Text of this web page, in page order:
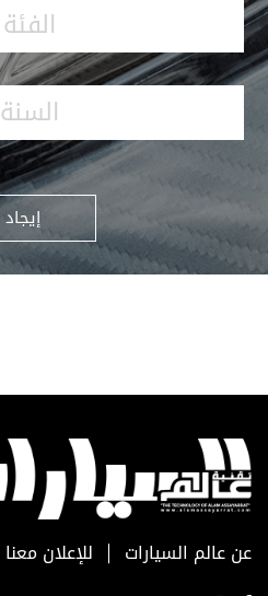
الفئة
السنة
إيجاد
عن عالم السيارات للإعلان معنا